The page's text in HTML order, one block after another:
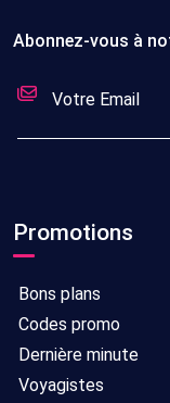
Abonnez-vous à
Promotions
Bons plans
Codes promo
Dernière minute
Voyagistes